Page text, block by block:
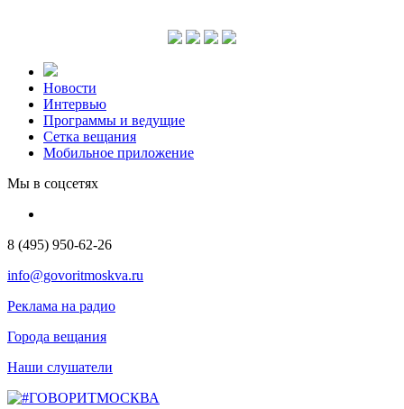
Новости
Интервью
Программы и ведущие
Сетка вещания
Мобильное приложение
Мы в соцсетях
8 (495) 950-62-26
info@govoritmoskva.ru
Реклама на радио
Города вещания
Наши слушатели